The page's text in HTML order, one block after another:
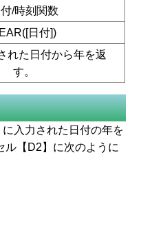
付/時刻関数
日付])
れた日付から年を返
す。
入力された日付の年を
ル【D2】に次のように